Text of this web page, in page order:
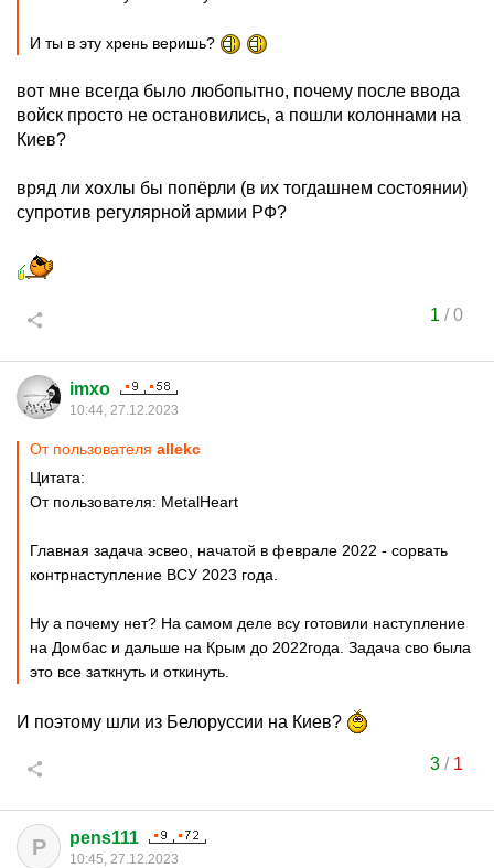
И ты в эту хрень веришь?
вот мне всегда было любопытно, почему после ввода
войск просто не остановились, а пошли колоннами на
Киев?
вряд ли хохлы бы попёрли (в их тогдашнем состоянии)
супротив регулярной армии РФ?
1 /0
imxo
10:44, 27.12.2023
От пользователя allekc
Цитата:
От пользователя: MetalHeart
Главная задача эсвео, начатой в феврале 2022 - сорвать
контрнаступление ВСУ 2023 года.
Ну а почему нет? На самом деле всу готовили наступление
на Домбас и дальше на Крым до 2022года. Задача сво была
это все заткнуть и откинуть.
И поэтому шли из Белоруссии на Киев?
3/ 1
P pens111
10:45, 27.12.2023